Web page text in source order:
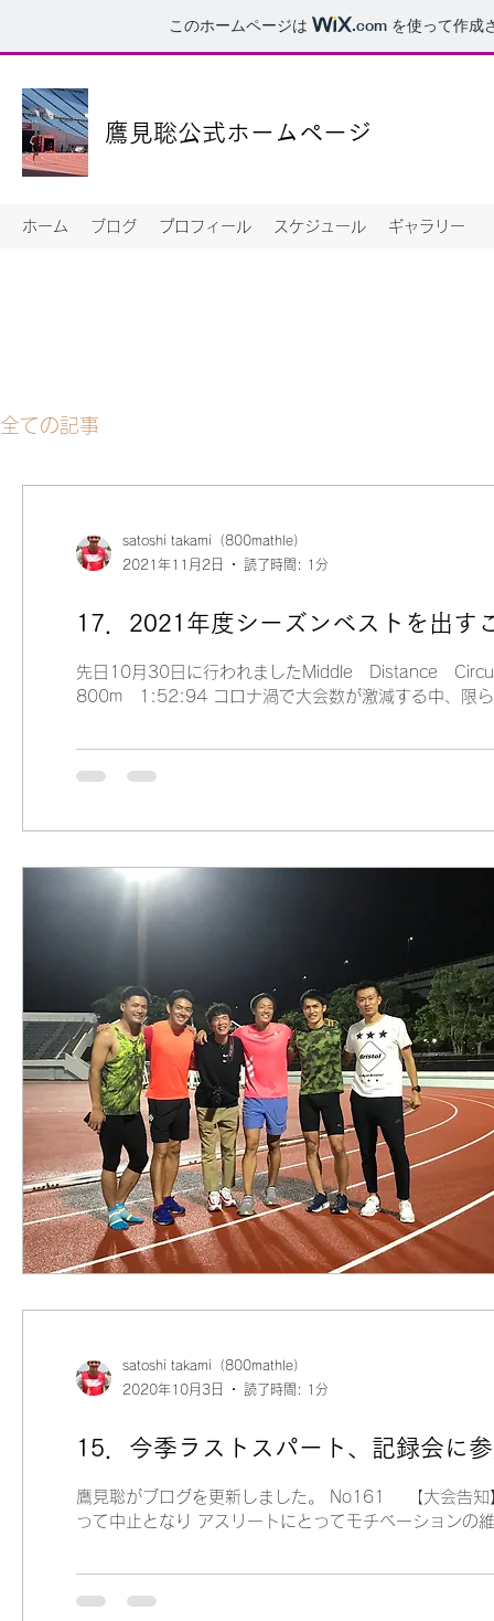
このホームページは .com を使って作成
鷹見聡公式ホームページ
ホーム ブログ プロフィール スケジュール ギャラリー
全ての記事
satoshi takami（800mathle）
2021年11月2日
読了時間: 1分
17．2021年度シーズンベストを出す
先日10月30日に行われましたMiddle Distance
800m 1:52:94 コロナ渦で大会数が激減する中、限ら
satoshi takami（800mathle）
2020年10月3日
読了時間: 1分
15．今季ラストスパート、記録会に
鷹見聡がブログを更新しました。 No161 【大会告
って中止となり アスリートにとってモチベーションの